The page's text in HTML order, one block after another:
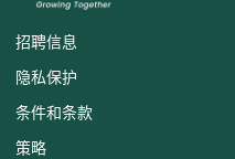
招聘信息
隐私保护
条件和条款
策略